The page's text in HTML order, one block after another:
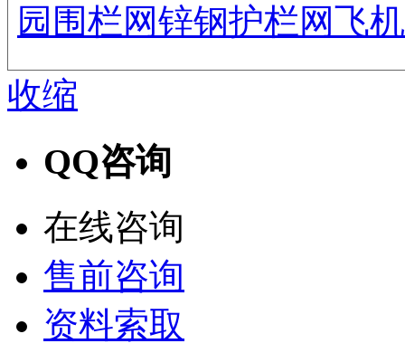
园围栏网锌钢护栏网飞
收缩
QQ咨询
在线咨询
售前咨询
资料索取